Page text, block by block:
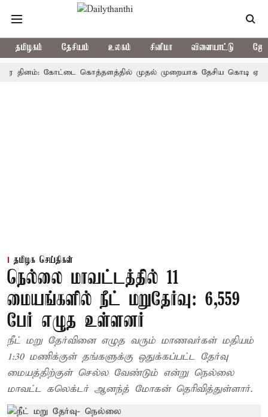
தமிழகம் தேசியம் உலகம் சினிமா விளையாட்டு
கோட்டை கொத்தளத்தில் முதல் முறையாக தேசிய கொடி
தமிழக செய்திகள்
நெல்லை மாவட்டத்தில் 11
மையங்களில் நீட் மறுதேர்வு: 6,559
பேர் எழுத உள்ளனர்
நீட் மறு தேர்வினை எழுத வரும் மாணவர்கள் மதியம்
1:30 மணிக்குள் தங்களுக்கு ஒதுக்கப்பட்ட தேர்வு
மையத்திற்குள் செல்ல வேண்டும் என்று நெல்லை
மாவட்ட கலெக்டர் ஆனந்த் மோகன் தெரிவித்துள்ளார்.